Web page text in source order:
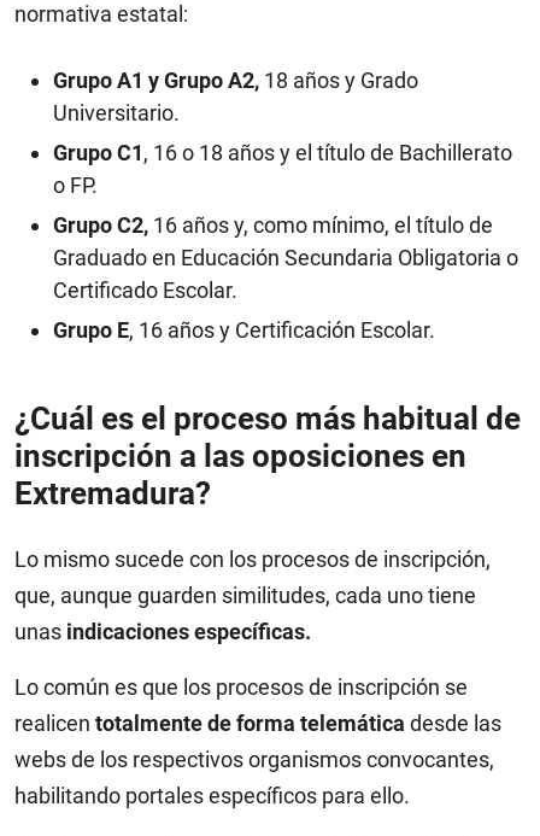
normativa estatal:
Grupo A1 y Grupo A2, 18 años y Grado
Universitario.
Grupo C1, 16 o 18 años y el título de Bachillerato
o FP.
Grupo C2, 16 años y, como mínimo, el título de
Graduado en Educación Secundaria Obligatoria o
Certificado Escolar.
Grupo E, 16 años y Certificación Escolar.
¿Cuál es el proceso más habitual de
inscripción a las oposiciones en
Extremadura?
Lo mismo sucede con los procesos de inscripción,
que, aunque guarden similitudes, cada uno tiene
unas indicaciones específicas.
Lo común es que los procesos de inscripción se
realicen totalmente de forma telemática desde las
webs de los respectivos organismos convocantes,
habilitando portales específicos para ello.